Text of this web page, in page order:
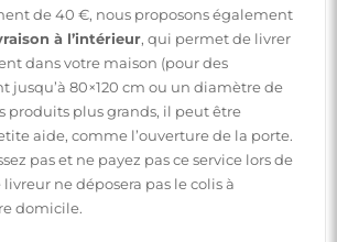
de 40 €, nous proposons également
à l’intérieur, qui permet de livrer
dans votre maison (pour des
jusqu’à 80×120 cm ou un diamètre de
produits plus grands, il peut être
aide, comme l’ouverture de la porte.
pas et ne payez pas ce service lors de
ne déposera pas le colis à
domicile.